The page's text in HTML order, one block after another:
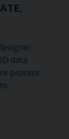
data
process